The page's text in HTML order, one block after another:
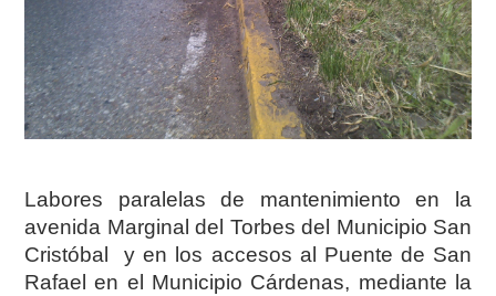
Labores paralelas de mantenimiento en la
avenida Marginal del Torbes del Municipio San
Cristóbal y en los accesos al Puente de San
Rafael en el Municipio Cárdenas, mediante la